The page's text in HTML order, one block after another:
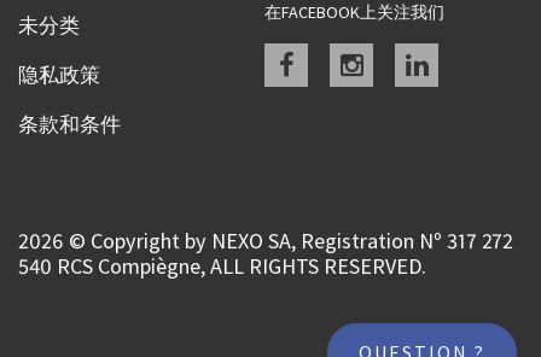
QUESTION ?
未分类
隐私政策
条款和条件
在FACEBOOK上关注我们
Facebookinstagramlinkedin
2026 © Copyright by NEXO SA, Registration Nº 317 272
540 RCS Compiègne, ALL RIGHTS RESERVED.